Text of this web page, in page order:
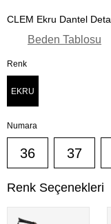
CLEM Ekru Dantel
Beden Tablosu
Renk
EKRU
Numara
36 37
Renk Seçenekleri